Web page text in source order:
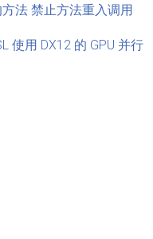
法 禁止方法重入调用
使用 DX12 的 GPU 并行